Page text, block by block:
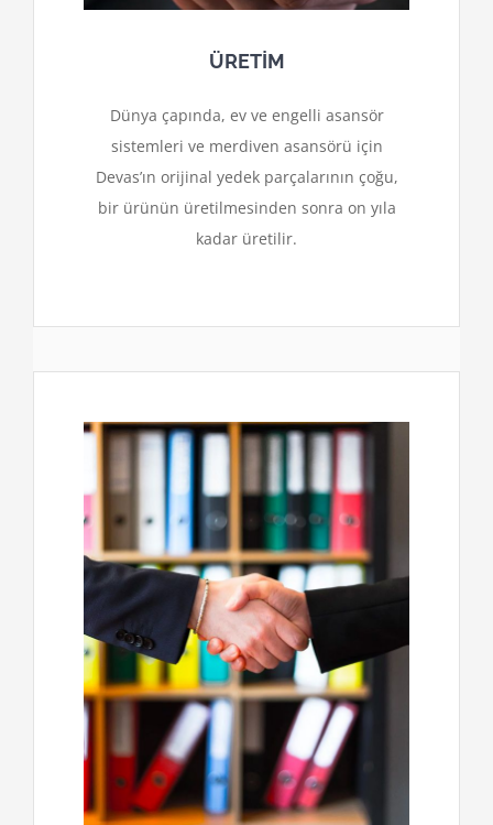
ÜRETİM
Dünya çapında, ev ve engelli asansör
sistemleri ve merdiven asansörü için
Devas’ın orijinal yedek parçalarının çoğu,
bir ürünün üretilmesinden sonra on yıla
kadar üretilir.